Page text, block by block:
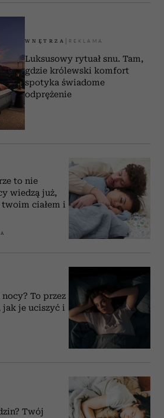
WNĘTRZA
Luksusowy rytuał snu. Tam,
gdzie królewski komfort
spotyka świadome
odprężenie
to nie
wiedzą już,
ciałem i
To przez
jak je uciszyć i
Twój